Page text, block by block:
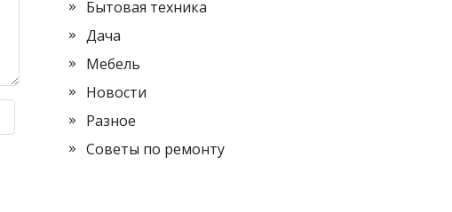
Бытовая техника
Дача
Мебель
Новости
Разное
Советы по ремонту